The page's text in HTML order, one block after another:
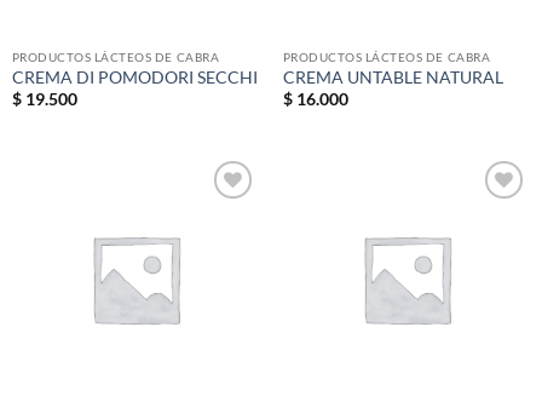
PRODUCTOS LÁCTEOS DE CABRA
CREMA DI POMODORI SECCHI
$19.500
PRODUCTOS LÁCTEOS DE CABRA
CREMA UNTABLE NATURAL
$16.000